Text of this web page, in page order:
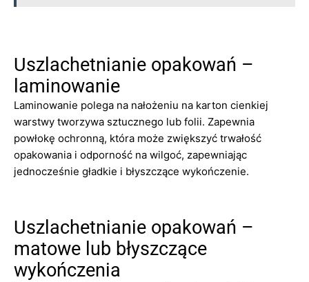
Uszlachetnianie opakowań –
laminowanie
Laminowanie polega na nałożeniu na karton cienkiej
warstwy tworzywa sztucznego lub folii. Zapewnia
powłokę ochronną, która może zwiększyć trwałość
opakowania i odporność na wilgoć, zapewniając
jednocześnie gładkie i błyszczące wykończenie.
Uszlachetnianie opakowań –
matowe lub błyszczące
wykończenia